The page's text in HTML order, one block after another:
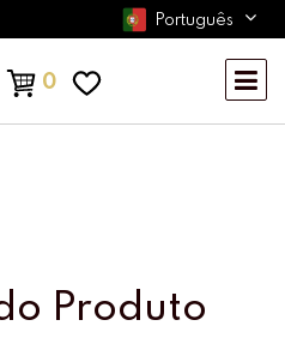
Português
0
Produto